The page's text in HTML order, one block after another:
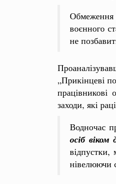
Обмеження
воєнного
не
„Прикінцеві
працівникові
заходи, які
Водночас
осіб віком
відпустки,
нівелюючи